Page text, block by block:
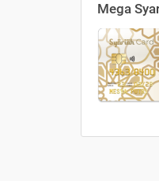
Mega